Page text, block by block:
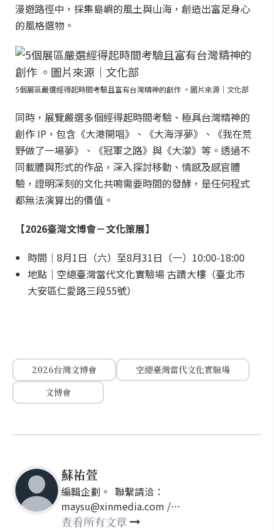
漫遊路徑中，採集島嶼的風土與山海，創造出富足身心
的風格選物。
5個展區嚴選經得起時間考驗且富有台灣精神的創作 。圖片來源｜文化部
同時，展覽嚴選多個經得起時間考驗、極具台灣精神的
創作 IP，包含《大港開唱》、《大海浮夢》、《我在荒
野做了一場夢》、《冠軍之路》與《大濛》等。透過不
同載體與形式的作品，深入探討移動、情感及感官體
驗，證明深刻的文化共鳴需要時間的發酵，是任何程式
都無法演算出的價值。
【2026臺灣文博會－文化策展】
時間｜8月1日（六）至8月31日（一）10:00-18:00
地點｜空總臺灣當代文化實驗場 古蹟大樓（臺北市
大安區仁愛路三段55號）
2026台灣文博會
空總臺灣當代文化實驗場
文博會
蘇祐萱
編輯企劃。 聯繫請洽：
maysu@xinmedia.com /
may860527@gmail.com
查看所有文章